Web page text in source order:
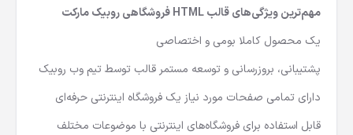
مهم‌ترین ویژگی‌های قالب HTML فروشگاهی روبیک مارکت
یک محصول کاملا بومی و اختصاصی
پشتیبانی، بروزرسانی و توسعه مستمر قالب توسط تیم وب روبیک
دارای تمامی صفحات مورد نیاز یک فروشگاه اینترنتی حرفه‌ای
قابل استفاده برای فروشگاه‌های اینترنتی با موضوعات مختلف